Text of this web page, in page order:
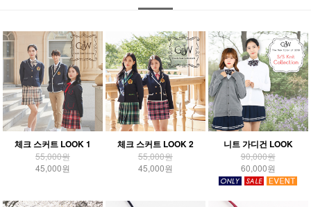
체크 스커트 LOOK 1
55,000원
45,000원
체크 스커트 LOOK 2
55,000원
45,000원
니트 가디건 LOOK
90,000원
60,000원